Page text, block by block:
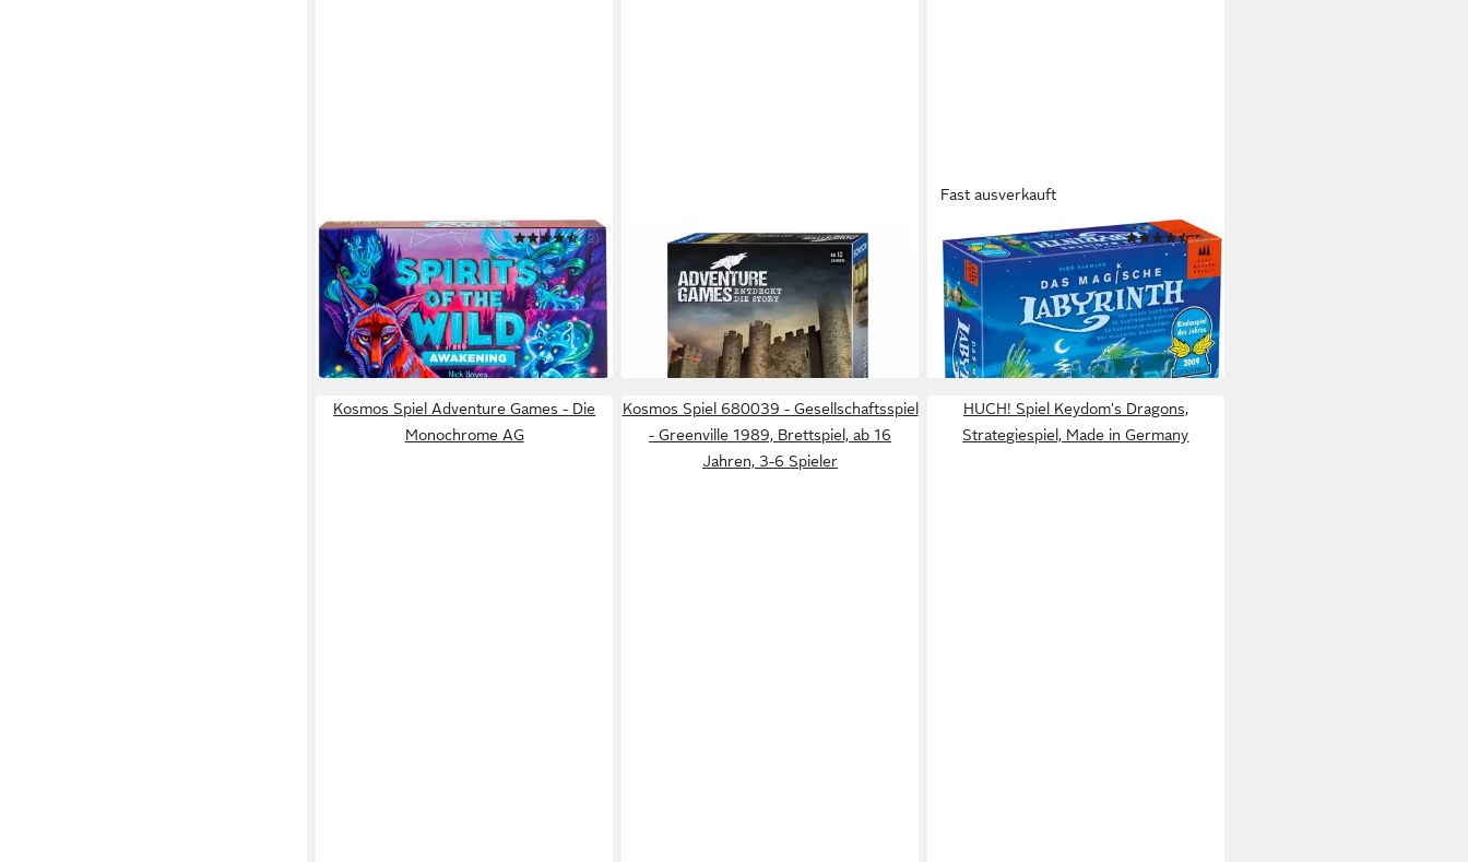
MATTEL GAMES
Spiel Spirits of the Wild - The
Awakening (D)
(2)
ab 21,68 € UVP24,99 €
-13%
in 1-2 Werktagen bei dir
KOSMOS
Spiel Adventure Games - Das Verlies
ab 18,31 €
in 2-3 Werktagen bei dir
Fast ausverkauft
DREI MAGIER SPIELE
Spiel Das magische Labyrinth
(2)
ab 40,91 €
in 1-2 Werktagen bei dir
Kosmos Spiel Adventure Games - Die
Monochrome AG
Kosmos Spiel 680039 - Gesellschaftsspiel
- Greenville 1989, Brettspiel, ab 16
Jahren, 3-6 Spieler
HUCH! Spiel Keydom's Dragons,
Strategiespiel, Made in Germany